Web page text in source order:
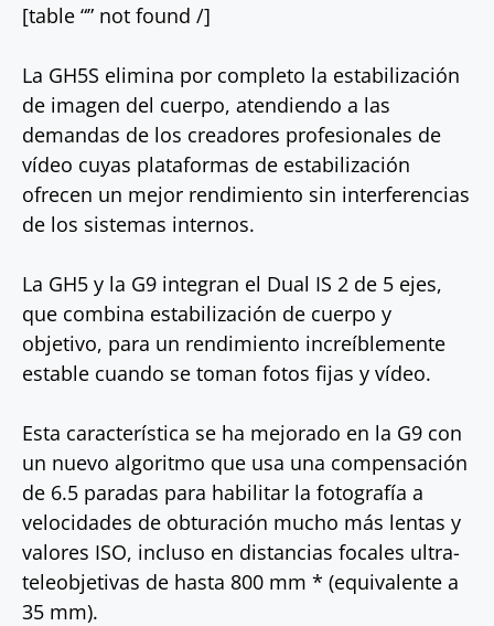
[table “” not found /]
La GH5S elimina por completo la estabilización
de imagen del cuerpo, atendiendo a las
demandas de los creadores profesionales de
vídeo cuyas plataformas de estabilización
ofrecen un mejor rendimiento sin interferencias
de los sistemas internos.
La GH5 y la G9 integran el Dual IS 2 de 5 ejes,
que combina estabilización de cuerpo y
objetivo, para un rendimiento increíblemente
estable cuando se toman fotos fijas y vídeo.
Esta característica se ha mejorado en la G9 con
un nuevo algoritmo que usa una compensación
de 6.5 paradas para habilitar la fotografía a
velocidades de obturación mucho más lentas y
valores ISO, incluso en distancias focales ultra-
teleobjetivas de hasta 800 mm * (equivalente a
35 mm).